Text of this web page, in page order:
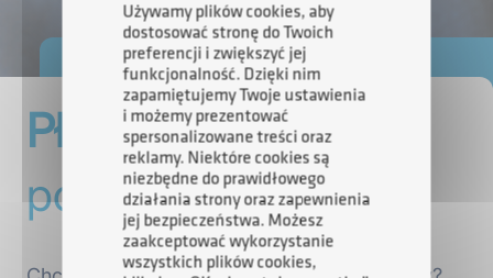
Płynność finansowa
pod kontrolą
Używamy plików cookies, aby
dostosować stronę do Twoich
preferencji i zwiększyć jej
funkcjonalność. Dzięki nim
zapamiętujemy Twoje ustawienia
i możemy prezentować
spersonalizowane treści oraz
reklamy. Niektóre cookies są
niezbędne do prawidłowego
działania strony oraz zapewnienia
jej bezpieczeństwa. Możesz
zaakceptować wykorzystanie
wszystkich plików cookies,